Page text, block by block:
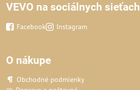
VEVO na sociálnych sieťach
Facebook Instagram
O nákupe
Obchodné podmienky